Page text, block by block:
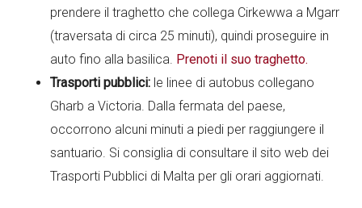
prendere il traghetto che collega Cirkewwa a Mgarr
(traversata di circa 25 minuti), quindi proseguire in
auto fino alla basilica. Prenoti il suo traghetto.
Trasporti pubblici: le linee di autobus collegano
Gharb a Victoria. Dalla fermata del paese,
occorrono alcuni minuti a piedi per raggiungere il
santuario. Si consiglia di consultare il sito web dei
Trasporti Pubblici di Malta per gli orari aggiornati.